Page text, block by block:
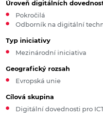
Úroveň digitálních
Pokročilá
Odborník na digitální
Typ iniciativy
Mezinárodní iniciativa
Geografický rozsah
Evropská unie
Cílová skupina
Digitální dovednosti pro